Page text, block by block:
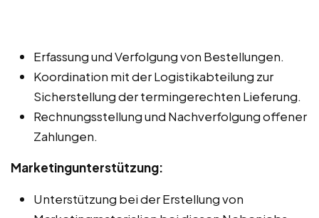
Erfassung und Verfolgung von Bestellungen.
Koordination mit der Logistikabteilung zur
Sicherstellung der termingerechten Lieferung.
Rechnungsstellung und Nachverfolgung offener
Zahlungen.
Marketingunterstützung:
Unterstützung bei der Erstellung von